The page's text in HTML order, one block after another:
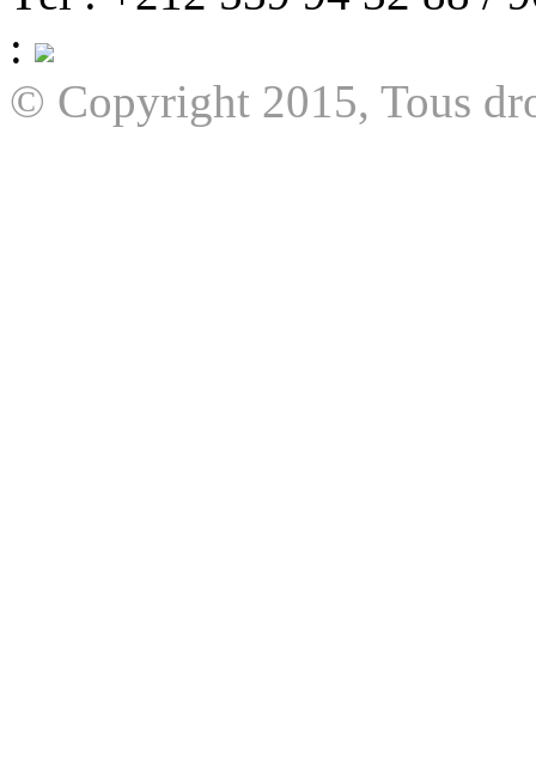
:
© Copyright 2015, Tous